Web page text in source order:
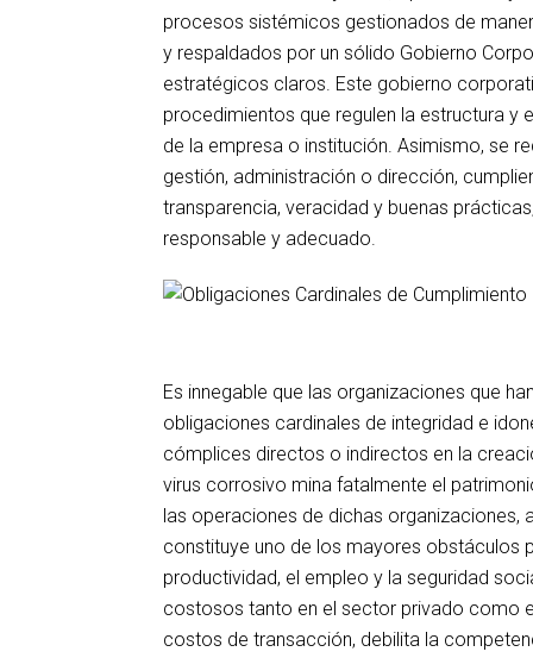
procesos sistémicos gestionados de
y respaldados por un sólido Gobierno
estratégicos claros. Este gobierno
procedimientos que regulen la estructura
de la empresa o institución. Asimismo, se
gestión, administración o dirección,
transparencia, veracidad y buenas
responsable y adecuado.
Es innegable que las organizaciones que
obligaciones cardinales de integridad e
cómplices directos o indirectos en la
virus corrosivo mina fatalmente el
las operaciones de dichas organizaciones,
constituye uno de los mayores obstáculos
productividad, el empleo y la seguridad
costosos tanto en el sector privado como
costos de transacción, debilita la